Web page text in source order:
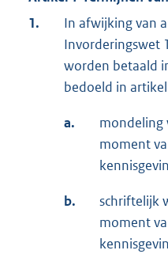
1.
In afwijking van
Invorderingswet
worden betaald
bedoeld in
a.
mondeling
moment
b.
schriftelijk
moment